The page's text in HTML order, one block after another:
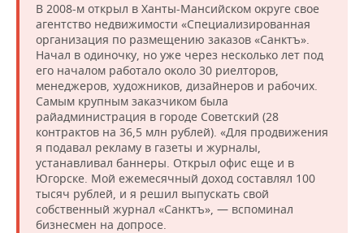
В 2008-м открыл в Ханты-Мансийском округе свое
агентство недвижимости «Специализированная
организация по размещению заказов «Санктъ».
Начал в одиночку, но уже через несколько лет под
его началом работало около 30 риелторов,
менеджеров, художников, дизайнеров и рабочих.
Самым крупным заказчиком была
райадминистрация в городе Советский (28
контрактов на 36,5 млн рублей). «Для продвижения
я подавал рекламу в газеты и журналы,
устанавливал баннеры. Открыл офис еще и в
Югорске. Мой ежемесячный доход составлял 100
тысяч рублей, и я решил выпускать свой
собственный журнал «Санктъ», — вспоминал
бизнесмен на допросе.